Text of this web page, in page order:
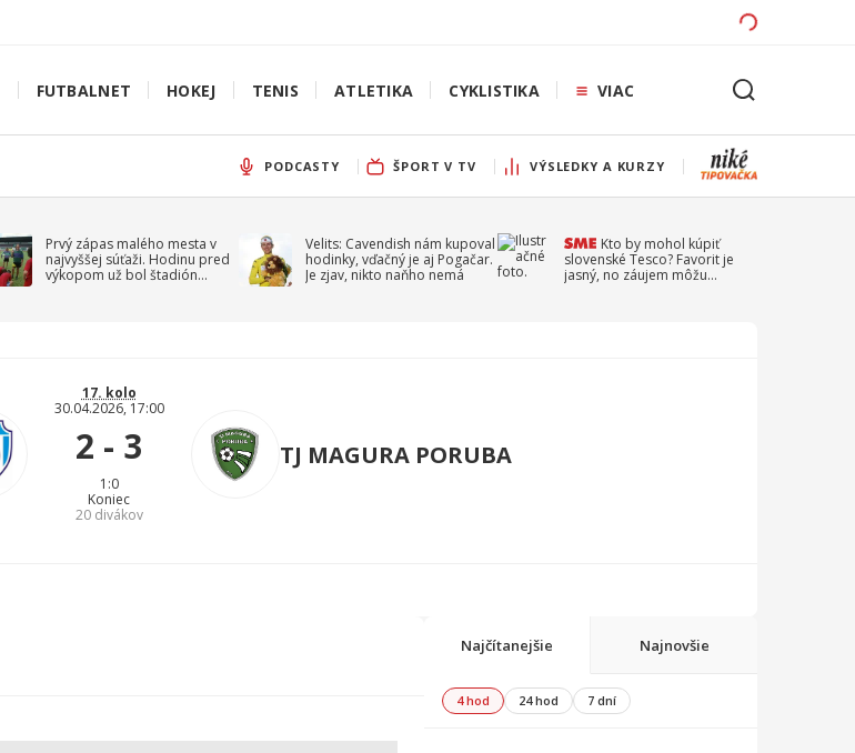
FUTBALNET HOKEJ TENIS ATLETIKA CYKLISTIKA VIAC
PODCASTY ŠPORT V TV VÝSLEDKY A KURZY
Prvý zápas malého mesta v
najvyššej súťaži. Hodinu pred
výkopom už bol štadión
Velits: Cavendish nám kupoval
hodinky, vďačný je aj Pogačar.
Je zjav, nikto naňho nemá
Kto by mohol kúpiť
slovenské Tesco? Favorit je
jasný, no záujem môžu
17. kolo
30.04.2026, 17:00
2 - 3
1:0
Koniec
20divákov
TJ MAGURA PORUBA
Najčítanejšie Najnovšie
4 hod 24 hod 7 dní